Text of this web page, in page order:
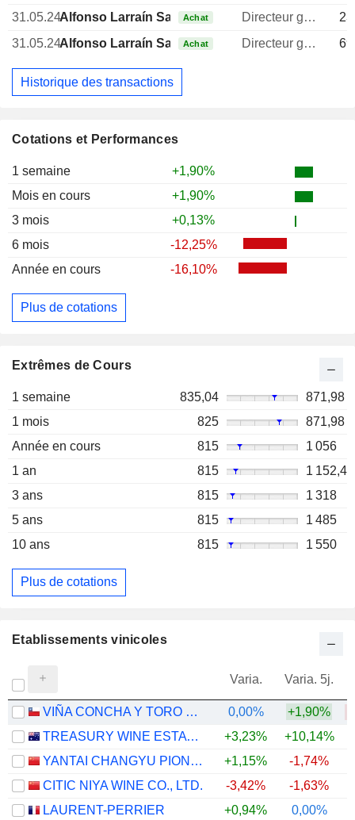
Cotations et Performances
1 semaine
+1,90%
Mois en cours
+1,90%
3 mois
+0,13%
6 mois
-12,25%
Année en cours
-16,10%
Plus de cotations
Extrêmes de Cours
1 semaine 835,04
871,98
1 mois
825
871,98
Année en cours
815
1 056
1 an
815
1 152,4
3 ans
815
1 318
5 ans
815
1 485
10 ans
815 1 550
Plus de cotations
31.05.24Alfonso Larraín Santa María
Achat Directeur general
31.05.24Alfonso Larraín Santa María
Achat Directeur general
Historique des transactions
Etablissements vinicoles
Varia. Varia. 5j.
VIÑA CONCHA Y TORO S.A. 0,00% +1,90%
TREASURY WINE ESTATES LIMITED
+3,23% +10,14%
YANTAI CHANGYU PIONEER WINE COMPANY LIMITED
+1,15% -1,74%
CITIC NIYA WINE CO., LTD.
-3,42% -1,63%
LAURENT-PERRIER
+0,94% 0,00%